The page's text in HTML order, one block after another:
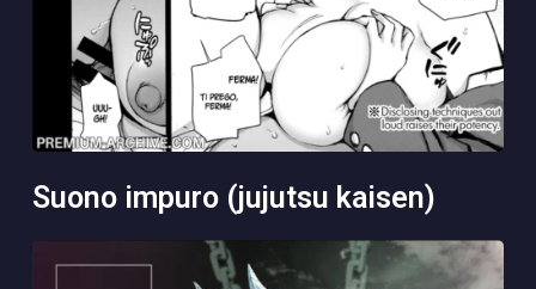
suono impuro (jujutsu kaisen)